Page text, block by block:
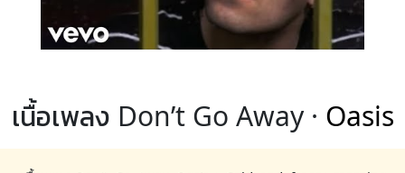
เนื้อเพลง Don’t Go Away · Oasis